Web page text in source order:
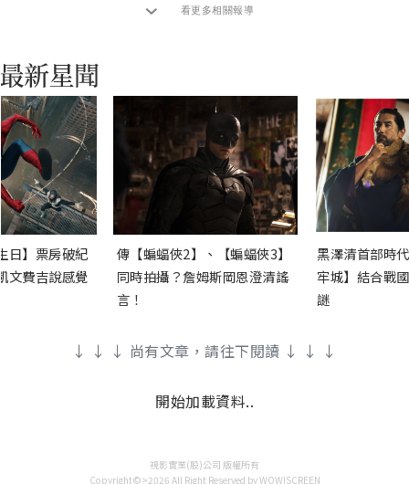
看更多相關報導
日】票房破紀
文費吉說感覺
傳【蝙蝠俠2】、【蝙蝠俠3】
同時拍攝？詹姆斯岡恩澄清謠
言！
黑澤清首部時
牢城】結合戰
謎
↓ ↓ ↓ 尚有文章，請往下閱讀 ↓ ↓ ↓
開始加載資料..
視影實業(股)公司 版權所有
Copyright©>2026 All Right Reserved by WOW!SCREEN